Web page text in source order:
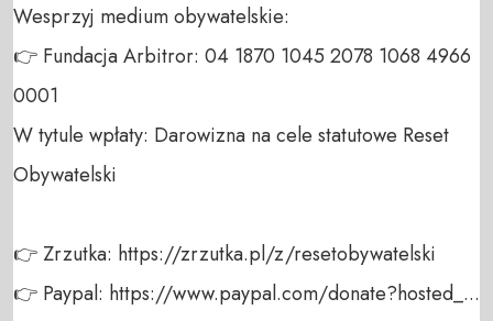
Wesprzyj medium obywatelskie:
👉 Fundacja Arbitror: 04 1870 1045 2078 1068 4966
0001
W tytule wpłaty: Darowizna na cele statutowe Reset
Obywatelski
👉 Zrzutka: https://zrzutka.pl/z/resetobywatelski
👉 Paypal: https://www.paypal.com/donate?hosted_...